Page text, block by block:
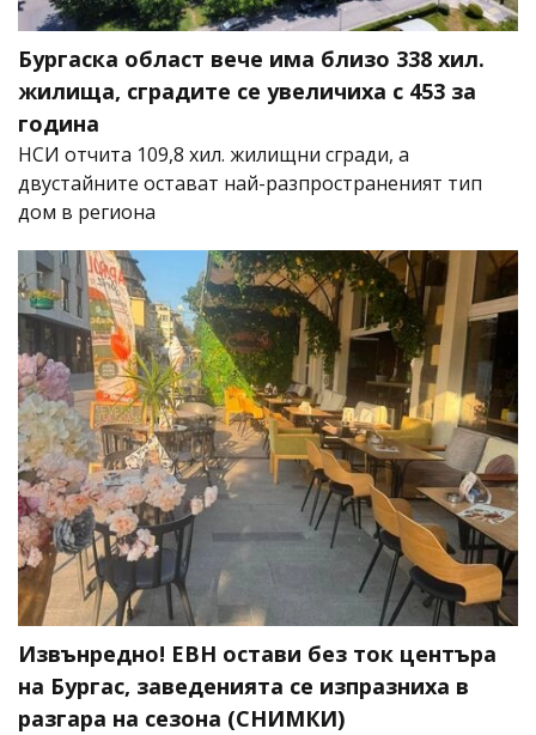
Бургаска област вече има близо 338 хил.
жилища, сградите се увеличиха с 453 за
година
НСИ отчита 109,8 хил. жилищни сгради, а
двустайните остават най-разпространеният тип
дом в региона
Извънредно! ЕВН остави без ток центъра
на Бургас, заведенията се изпразниха в
разгара на сезона (СНИМКИ)